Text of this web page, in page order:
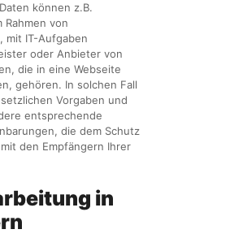
können z.B.
von
mit IT-Aufgaben
oder Anbieter von
die in eine Webseite
gehören. In solchen Fall
Vorgaben und
entsprechende
die dem Schutz
den Empfängern Ihrer
in